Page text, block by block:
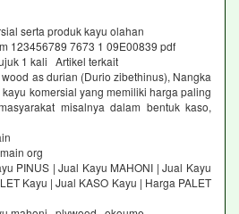
serta produk kayu olahan
123456789 7673 1 09E00839 pdf
1 kali ‎Artikel terkait
as durian (Durio zibethinus), Nangka
komersial yang memiliki harga paling
misalnya dalam bentuk kaso,
org
PINUS | Jual Kayu MAHONI | Jual Kayu
Kayu | Jual KASO Kayu | Harga PALET